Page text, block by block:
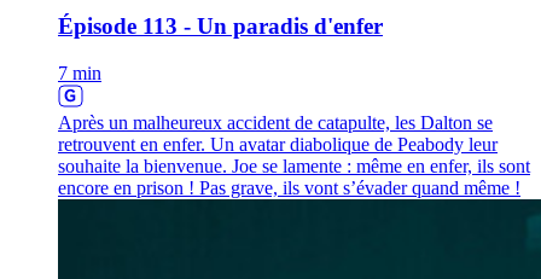
Épisode 113 - Un paradis d'enfer
7 min
Après un malheureux accident de catapulte, les Dalton se
retrouvent en enfer. Un avatar diabolique de Peabody leur
souhaite la bienvenue. Joe se lamente : même en enfer, ils sont
encore en prison ! Pas grave, ils vont s’évader quand même !